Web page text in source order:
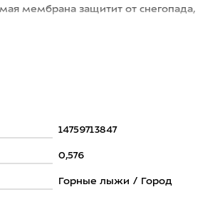
мембрана защитит от снегопада,
14759713847
0,576
Горные лыжи / Город